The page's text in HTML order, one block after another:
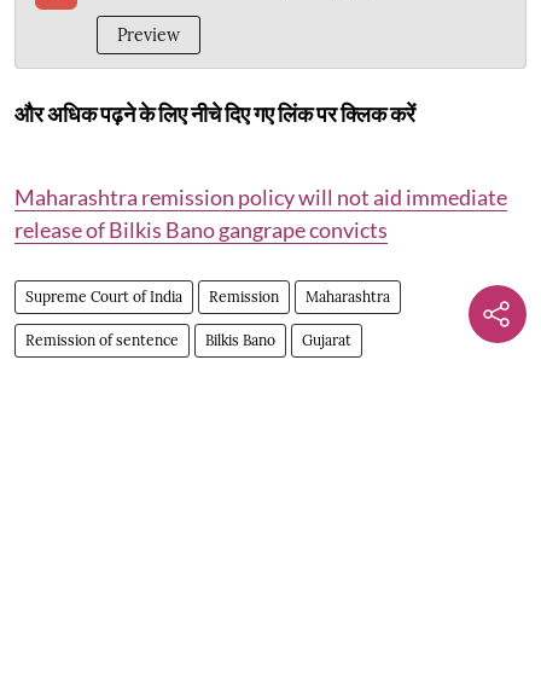
Preview
और अधिक पढ़ने के लिए नीचे दिए गए लिंक पर क्लिक करें
Maharashtra remission policy will not aid immediate
release of Bilkis Bano gangrape convicts
Supreme Court of India Remission Maharashtra
Remission of sentence Bilkis Bano Gujarat